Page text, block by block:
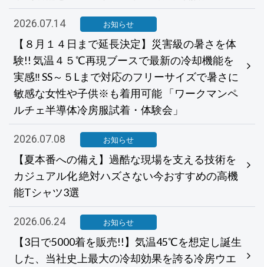
2026.07.14 お知らせ
【８月１４日まで延長決定】災害級の暑さを体
験!! 気温４５℃再現ブースで最新の冷却機能を
実感‼ SS～５Lまで対応のフリーサイズで暑さに
敏感な女性や子供※も着用可能 「ワークマンペ
ルチェ半導体冷房服試着・体験会」
2026.07.08 お知らせ
【夏本番への備え】過酷な現場を支える技術を
カジュアル化 絶対ハズさない今おすすめの高機
能Tシャツ3選
2026.06.24 お知らせ
【3日で5000着を販売!!】気温45℃を想定し誕生
した、当社史上最大の冷却効果を誇る冷房ウエ